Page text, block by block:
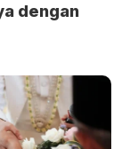
dengan